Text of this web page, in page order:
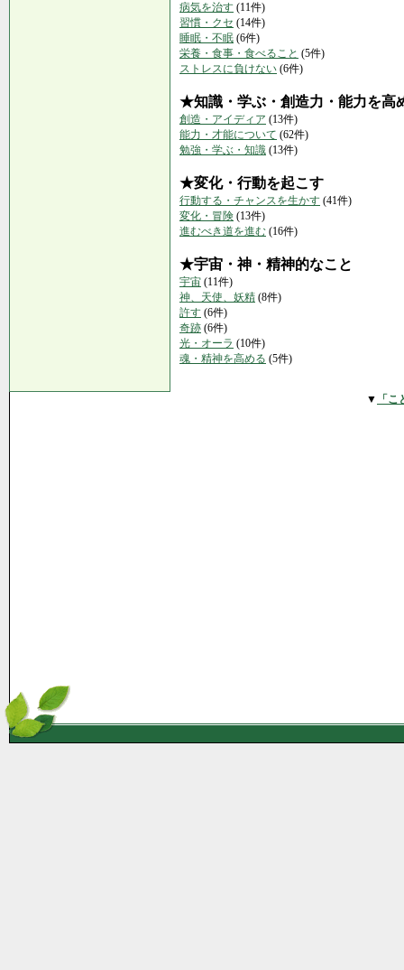
病気を治す (11件)
習慣・クセ (14件)
睡眠・不眠 (6件)
栄養・食事・食べること (5件)
ストレスに負けない (6件)
★知識・学ぶ・創造力・能力を高
創造・アイディア (13件)
能力・才能について (62件)
勉強・学ぶ・知識 (13件)
★変化・行動を起こす
行動する・チャンスを生かす (41件)
変化・冒険 (13件)
進むべき道を進む (16件)
★宇宙・神・精神的なこと
宇宙 (11件)
神、天使、妖精 (8件)
許す (6件)
奇跡 (6件)
光・オーラ (10件)
魂・精神を高める (5件)
▼ 「